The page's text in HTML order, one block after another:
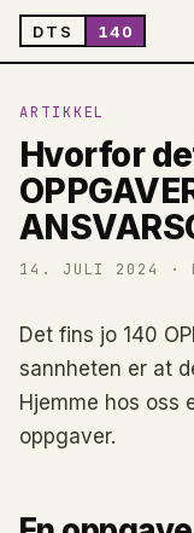
DTS 140
ARTIKKEL
Hvorfor
14. JULI 2024 ·
Det fins jo 140
sannheten er at
Hjemme hos oss
oppgaver.